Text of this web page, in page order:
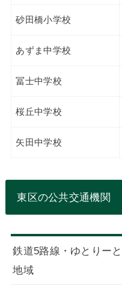
砂田橋小学校
あずま中学校
冨士中学校
桜丘中学校
矢田中学校
東区の公共交通機関
鉄道5路線・ゆとりー
地域